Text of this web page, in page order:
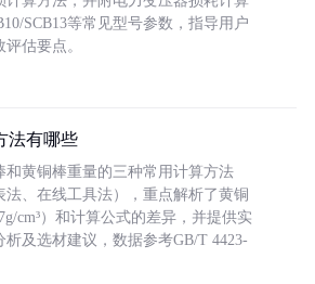
SCB13等常见型号参数，指导用户
估要点。
法有哪些
和黄铜棒重量的三种常用计算方法
法、在线工具法），重点解析了黄铜
cm³）和计算公式的差异，并提供实
析及选材建议，数据参考GB/T 4423-